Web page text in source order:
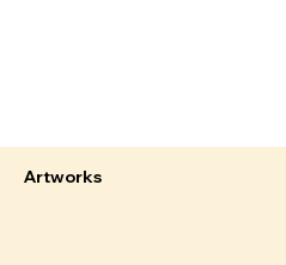
Artworks